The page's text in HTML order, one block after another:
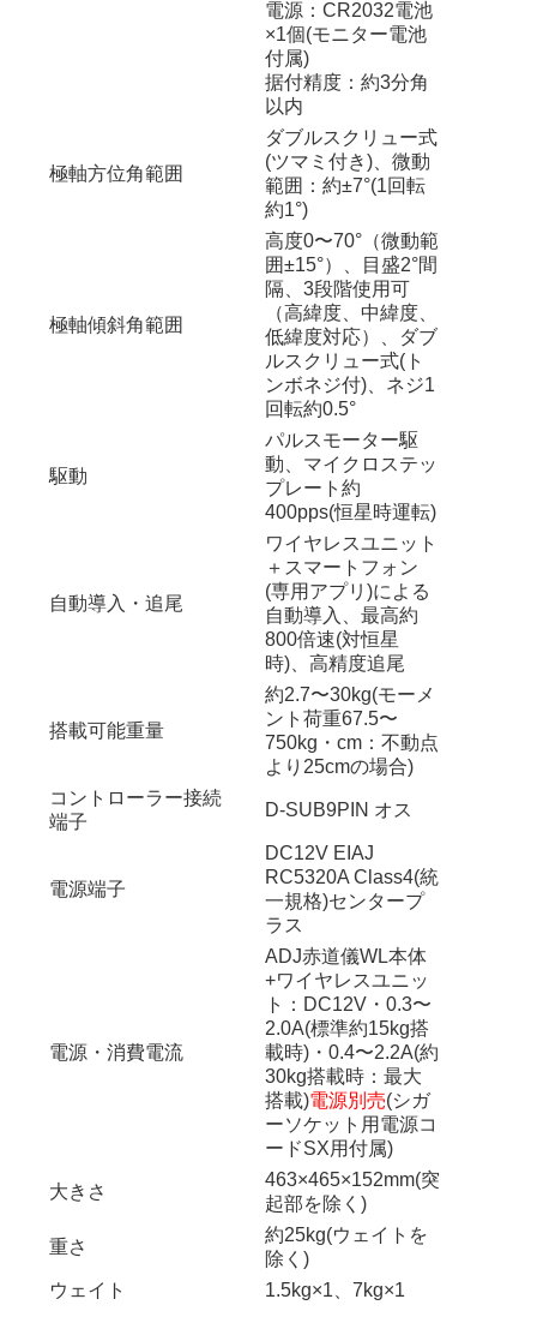
電源：CR2032電池
×1個(モニター電池
付属)
据付精度：約3分角
以内
極軸方位角範囲
ダブルスクリュー式
(ツマミ付き)、微動
範囲：約±7°(1回転
約1°)
極軸傾斜角範囲
高度0〜70°（微動範
囲±15°）、目盛2°間
隔、3段階使用可
（高緯度、中緯度、
低緯度対応）、ダブ
ルスクリュー式(ト
ンボネジ付)、ネジ1
回転約0.5°
駆動
パルスモーター駆
動、マイクロステッ
プレート約
400pps(恒星時運転)
自動導入・追尾
ワイヤレスユニット
＋スマートフォン
(専用アプリ)による
自動導入、最高約
800倍速(対恒星
時)、高精度追尾
搭載可能重量
約2.7〜30kg(モーメ
ント荷重67.5〜
750kg・cm：不動点
より25cmの場合)
コントローラー接続
端子
D-SUB9PIN オス
電源端子
DC12V EIAJ
RC5320A Class4(統
一規格)センタープ
ラス
電源・消費電流
ADJ赤道儀WL本体
+ワイヤレスユニッ
ト：DC12V・0.3〜
2.0A(標準約15kg搭
載時)・0.4〜2.2A(約
30kg搭載時：最大
搭載)電源別売(シガ
ーソケット用電源コ
ードSX用付属)
大きさ
463×465×152mm(突
起部を除く)
重さ
約25kg(ウェイトを
除く)
ウェイト
1.5kg×1、7kg×1